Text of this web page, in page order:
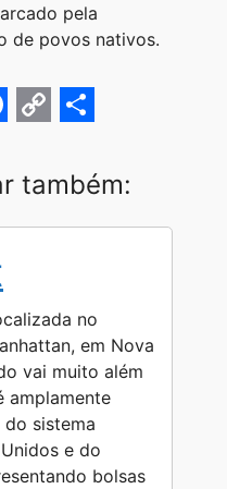
pela
de povos nativos.
o
p
i
n
k
h
a
também:
no
em Nova
vai muito além
amplamente
sistema
e do
bolsas